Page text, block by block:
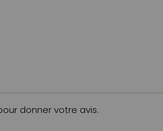
donner votre avis.